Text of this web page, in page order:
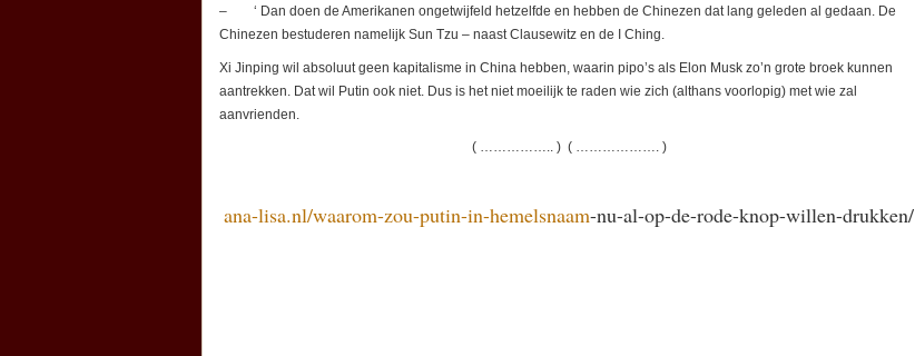
– ‘ Dan doen de Amerikanen ongetwijfeld hetzelfde en hebben de Chinezen dat lang geleden al gedaan. De
Chinezen bestuderen namelijk Sun Tzu – naast Clausewitz en de I Ching.
Xi Jinping wil absoluut geen kapitalisme in China hebben, waarin pipo’s als Elon Musk zo’n grote broek kunnen
aantrekken. Dat wil Putin ook niet. Dus is het niet moeilijk te raden wie zich (althans voorlopig) met wie zal
aanvrienden.
( …………….. ) ( ………………. )
ana-lisa.nl/waarom-zou-putin-in-hemelsnaam-nu-al-op-de-rode-knop-willen-drukken/